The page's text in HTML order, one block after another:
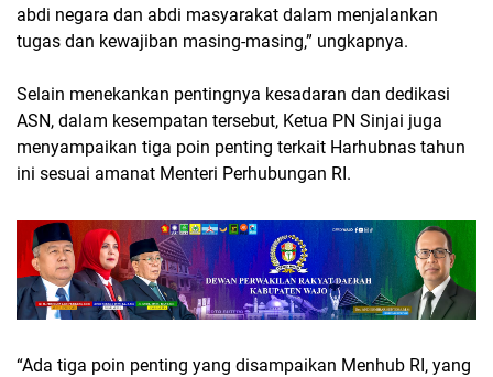
abdi negara dan abdi masyarakat dalam menjalankan
tugas dan kewajiban masing-masing,” ungkapnya.
Selain menekankan pentingnya kesadaran dan dedikasi
ASN, dalam kesempatan tersebut, Ketua PN Sinjai juga
menyampaikan tiga poin penting terkait Harhubnas tahun
ini sesuai amanat Menteri Perhubungan RI.
“Ada tiga poin penting yang disampaikan Menhub RI, yang